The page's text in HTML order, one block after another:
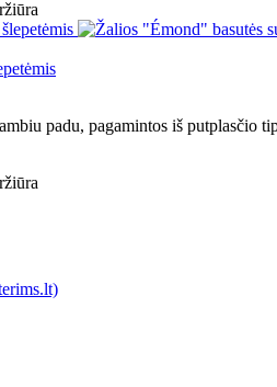
padu, pagamintos iš putplasčio